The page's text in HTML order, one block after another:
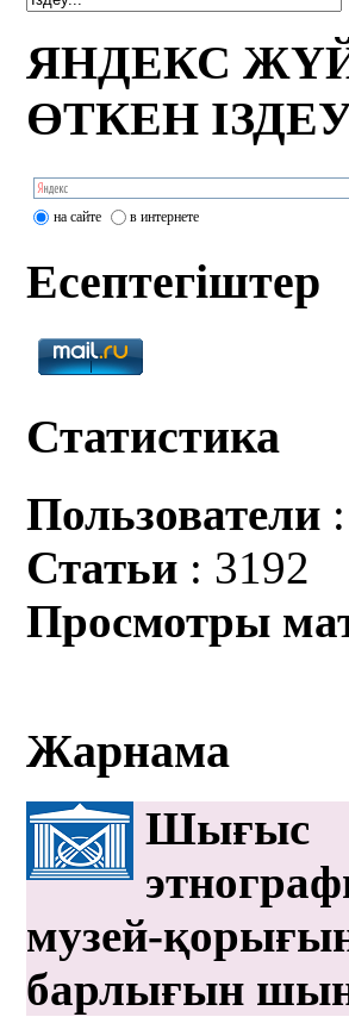
ЯНДЕКС
ӨТКЕН
на сайте в интернете
Есептегіштер
Статистика
Пользователи
Статьи : 3192
Просмотры
Жарнама
Шығыс
музей-
барлығын